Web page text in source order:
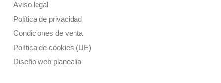
Aviso legal
Política de privacidad
Condiciones de venta
Política de cookies (UE)
Diseño web planealia